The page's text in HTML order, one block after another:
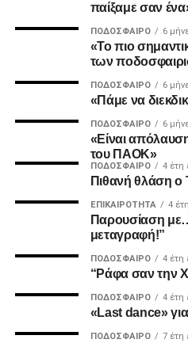
Ο Καμαρά έκρινε ακόμη ένα
σεζόν με κεφαλιά, μετά τα
Ατρόμητο και Λεβαδειακό.
Ο Τσακαλίδης δεν ήρθε
φάση. Καταλόγισε στο 21’
πέναλτι υπέρ του
Μιχαηλίδη και έβγαλε
παίξαμε σαν
ΠΟΔΌΣΦΑΙΡΟ 6
«Το πιο
των
ΠΟΔΌΣΦΑΙΡΟ 6
«Πάμε να
ΠΟΔΌΣΦΑΙΡΟ 6
«Είναι
του ΠΑΟΚ»
ΠΟΔΌΣΦΑΙΡΟ 4 έτη
Πιθανή θλάση ο
ΕΠΙΚΑΙΡΌΤΗΤΑ 4
Παρουσίαση
μεταγραφή!”
ΠΟΔΌΣΦΑΙΡΟ 4 έτη
“Ράφα σαν την
ΠΟΔΌΣΦΑΙΡΟ 4 έτη
«Last dance»
ΠΟΔΌΣΦΑΙΡΟ 7 έτη